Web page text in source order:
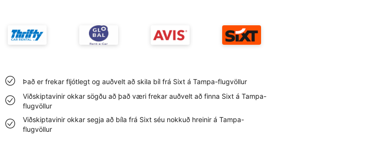
Það er frekar fljótlegt og auðvelt að skila bíl frá Sixt á Tampa-flugvöllur
Viðskiptavinir okkar sögðu að það væri frekar auðvelt að finna Sixt á Tampa-
flugvöllur
Viðskiptavinir okkar segja að bíla frá Sixt séu nokkuð hreinir á Tampa-
flugvöllur